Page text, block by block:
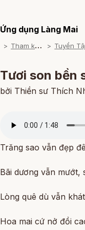
Ứng dụng Làng Mai
T
ham khảo
Tươi son bền
bởi Thiền sư Thích
Trăng sao vẫn đẹp
Bãi dương vẫn mướt,
Lòng quê dù vẫn
Hoa mai cứ nở đồi